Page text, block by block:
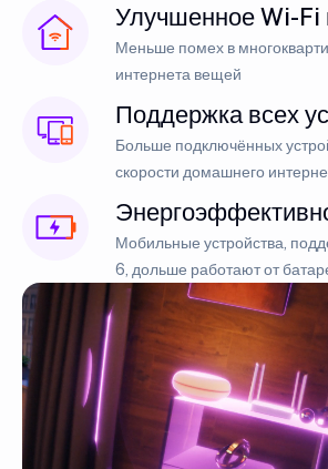
Улучшенное Wi-Fi
Меньше помех в
интернета вещей
Поддержка всех
Больше подключённых
скорости домашнего
Мобильные устройства,
6, дольше работают от